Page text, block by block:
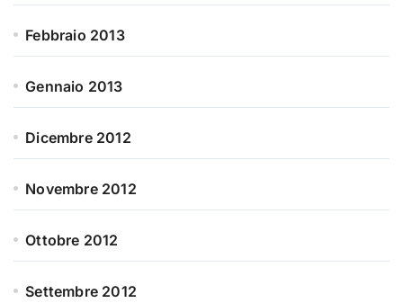
Febbraio 2013
Gennaio 2013
Dicembre 2012
Novembre 2012
Ottobre 2012
Settembre 2012